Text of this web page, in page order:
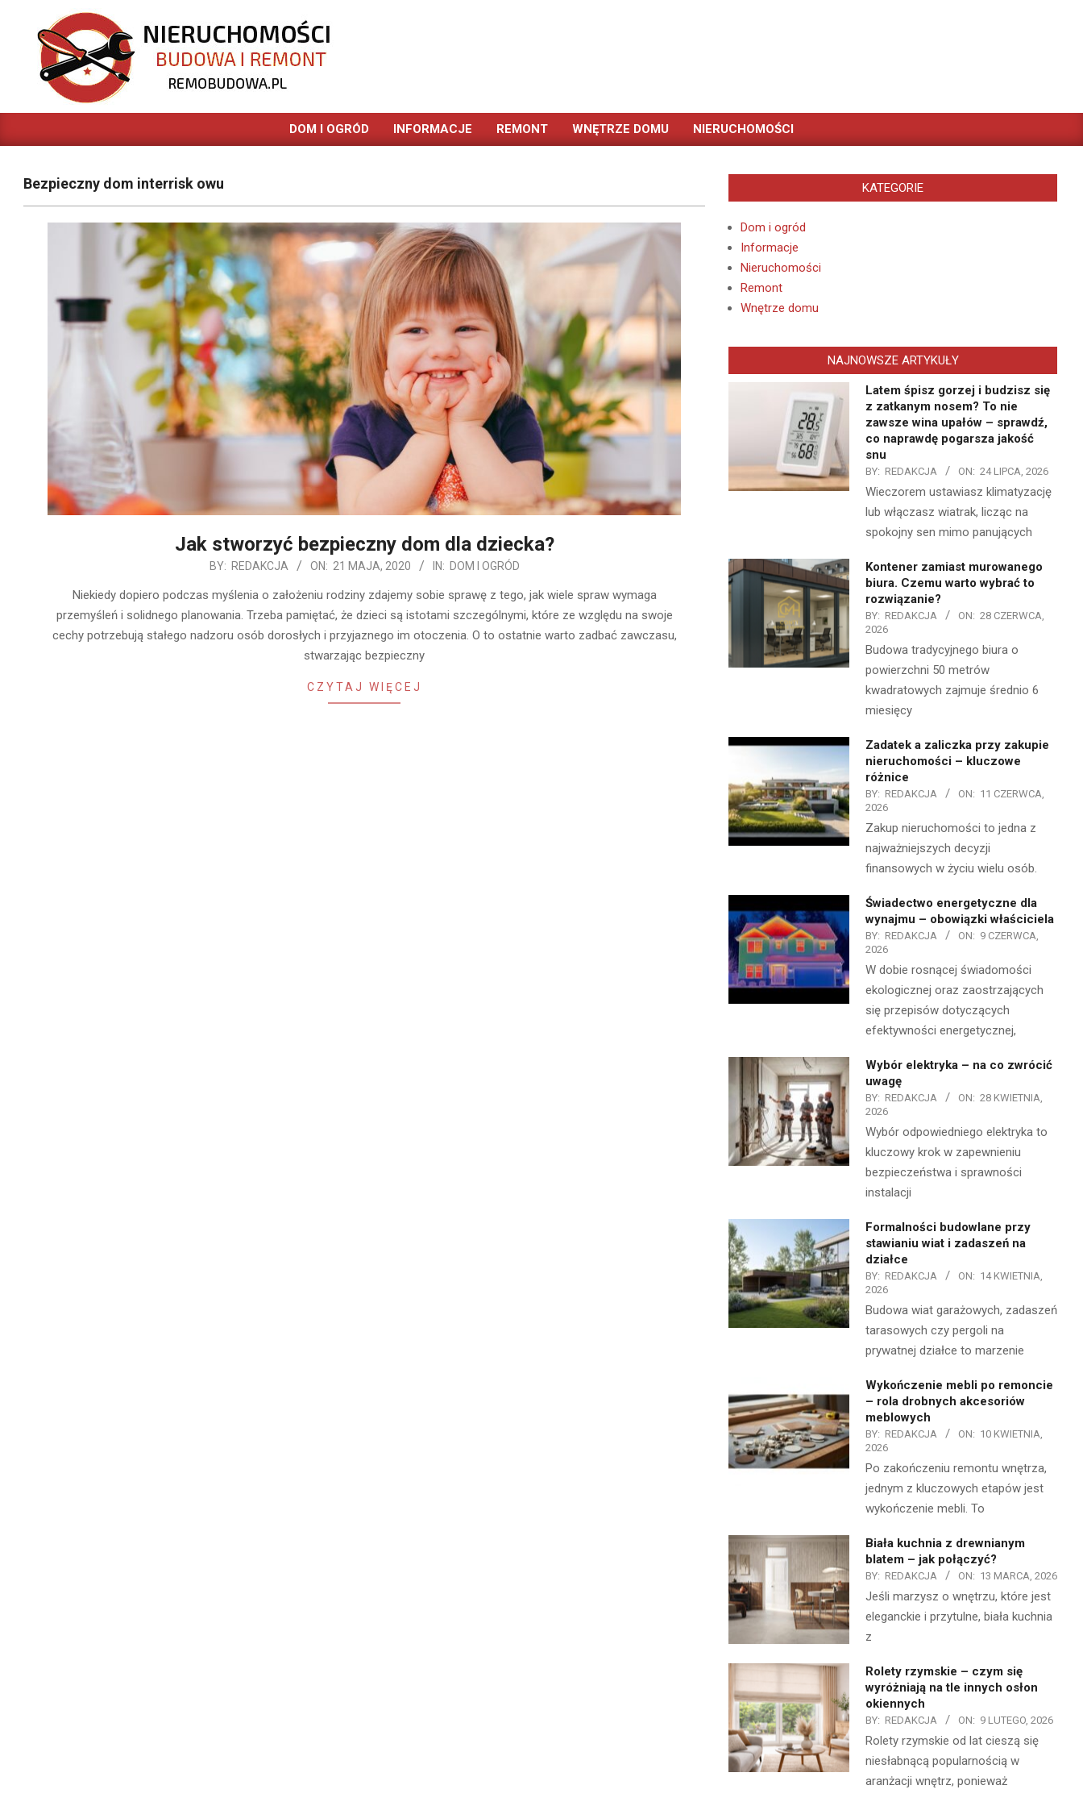
content
REMOBUDOWA.PL
Primary
DOM I OGRÓD INFORMACJE REMONT WNĘTRZE DOMU NIERUCHOMOŚCI
Bezpieczny dom interrisk owu
Jak stworzyć bezpieczny dom dla dziecka?
BY: REDAKCJA ON: 21 MAJA, 2020 IN: DOM I OGRÓD
Niekiedy dopiero podczas myślenia o założeniu rodziny zdajemy sobie sprawę z tego, jak wiele spraw wymaga
przemyśleń i solidnego planowania. Trzeba pamiętać, że dzieci są istotami szczególnymi, które ze względu na swoje
cechy potrzebują stałego nadzoru osób dorosłych i przyjaznego im otoczenia. O to ostatnie warto zadbać zawczasu,
stwarzając bezpieczny
CZYTAJ WIĘCEJ
KATEGORIE
Dom i ogród
Informacje
Nieruchomości
Remont
Wnętrze domu
NAJNOWSZE ARTYKUŁY
Latem śpisz gorzej i budzisz się
z zatkanym nosem? To nie
zawsze wina upałów – sprawdź,
co naprawdę pogarsza jakość
snu
BY: REDAKCJA ON: 24 LIPCA, 2026
Wieczorem ustawiasz klimatyzację
lub włączasz wiatrak, licząc na
spokojny sen mimo panujących
Kontener zamiast murowanego
biura. Czemu warto wybrać to
rozwiązanie?
BY: REDAKCJA ON: 28 CZERWCA,
2026
Budowa tradycyjnego biura o
powierzchni 50 metrów
kwadratowych zajmuje średnio 6
miesięcy
Zadatek a zaliczka przy zakupie
nieruchomości – kluczowe
różnice
BY: REDAKCJA ON: 11 CZERWCA,
2026
Zakup nieruchomości to jedna z
najważniejszych decyzji
finansowych w życiu wielu osób.
Świadectwo energetyczne dla
wynajmu – obowiązki właściciela
BY: REDAKCJA ON: 9 CZERWCA,
2026
W dobie rosnącej świadomości
ekologicznej oraz zaostrzających
się przepisów dotyczących
efektywności energetycznej,
Wybór elektryka – na co zwrócić
uwagę
BY: REDAKCJA ON: 28 KWIETNIA,
2026
Wybór odpowiedniego elektryka to
kluczowy krok w zapewnieniu
bezpieczeństwa i sprawności
instalacji
Formalności budowlane przy
stawianiu wiat i zadaszeń na
działce
BY: REDAKCJA ON: 14 KWIETNIA,
2026
Budowa wiat garażowych, zadaszeń
tarasowych czy pergoli na
prywatnej działce to marzenie
Wykończenie mebli po remoncie
– rola drobnych akcesoriów
meblowych
BY: REDAKCJA ON: 10 KWIETNIA,
2026
Po zakończeniu remontu wnętrza,
jednym z kluczowych etapów jest
wykończenie mebli. To
Biała kuchnia z drewnianym
blatem – jak połączyć?
BY: REDAKCJA ON: 13 MARCA, 2026
Jeśli marzysz o wnętrzu, które jest
eleganckie i przytulne, biała kuchnia
z
Rolety rzymskie – czym się
wyróżniają na tle innych osłon
okiennych
BY: REDAKCJA ON: 9 LUTEGO, 2026
Rolety rzymskie od lat cieszą się
niesłabnącą popularnością w
aranżacji wnętrz, ponieważ